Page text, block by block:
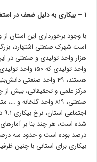
۱ –
بیکاری به دلیل ضعف در
است شهرک صنعتی اشتهارد،
واحد تولیدی
مرکز علمی و تحقیقاتی، بیش از
صنعتی، ۸۱۹ واحد گلخانه
درصد بوده است و حدود سه
بیکاری برای استانی با چنین